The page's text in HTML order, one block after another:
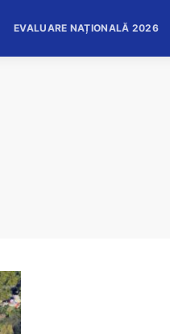
EVALUARE NAȚIONALĂ 2026